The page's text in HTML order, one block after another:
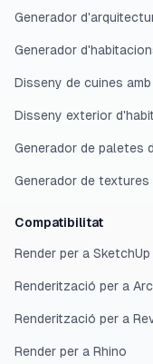
Generador
Generador
Disseny de cuines amb
Disseny exterior
Generador de paletes
Generador de textures
Compatibilitat
Render per a SketchUp
Renderització per a
Renderització per a
Render per a Rhino